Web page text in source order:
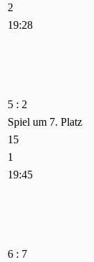
2
19:28
5 : 2
Spiel um 7. Platz
15
1
19:45
6 : 7